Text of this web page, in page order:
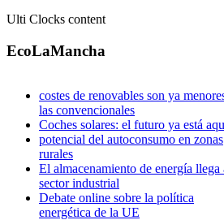
Ulti Clocks content
EcoLaMancha
costes de renovables son ya
las convencionales
Coches solares: el futuro ya está
potencial del autoconsumo en zonas
rurales
El almacenamiento de energía llega
sector industrial
Debate online sobre la política
energética de la UE